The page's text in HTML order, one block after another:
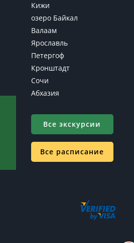
Кижи
озеро Байкал
Валаам
Ярославль
Петергоф
Кронштадт
Сочи
Абхазия
Все экскурсии
Все расписание